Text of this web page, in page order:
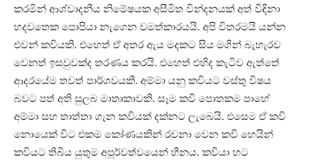
කරමින් ආශ්වාදනීය නිමේෂයක අසීමිත වින්දනයක් අත් විඳිනා
හදවතෙක පොපියා නැගෙන චමත්කාරයයි. අපි විතරමයි යන්න
එවන් කවියකි. එහෙත් ඒ අතර ඇය මදකට සිය මගින් බැහැරව
වෙනත් ඉසවුවක්ද තරණය කරයි. එහෙත් එහිද කැටිව ඇත්තේ
ආදරයේම තවත් පාර්ශවයකි. අම්මා යනු කවියට වස්තු විෂය
බවට පත් අති සුලබ මාතෘකාවකි. සෑම කවි පොතකම පාහේ
අම්මා සහ තාත්තා ගැන කවියක් දක්නට ලැබෙයි. එසෙම ඒ කවි
නොයෙක් විට එකම කෝණයකින් රචනා වෙන කවි හෙයින්
කවියට තිබිය යුතුම අපූර්වත්වයෙන් හීනය. කවියා හට